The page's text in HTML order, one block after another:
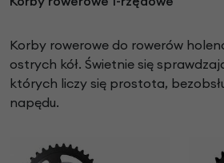
Korby rowerowe do rowerów
ostrych kół. Świetnie się
których liczy się prostota,
napędu.